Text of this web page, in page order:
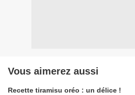
Vous aimerez aussi
Recette tiramisu oréo : un délice !